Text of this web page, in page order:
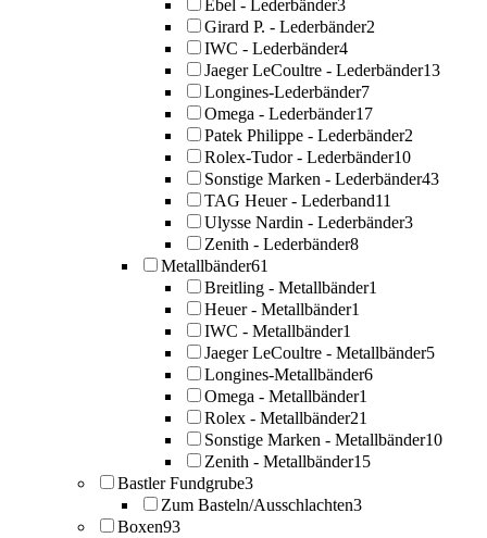
Ebel - Lederbänder3
Girard P. - Lederbänder2
IWC - Lederbänder4
Jaeger LeCoultre - Lederbänder13
Longines-Lederbänder7
Omega - Lederbänder17
Patek Philippe - Lederbänder2
Rolex-Tudor - Lederbänder10
Sonstige Marken - Lederbänder43
TAG Heuer - Lederband11
Ulysse Nardin - Lederbänder3
Zenith - Lederbänder8
Metallbänder61
Breitling - Metallbänder1
Heuer - Metallbänder1
IWC - Metallbänder1
Jaeger LeCoultre - Metallbänder5
Longines-Metallbänder6
Omega - Metallbänder1
Rolex - Metallbänder21
Sonstige Marken - Metallbänder10
Zenith - Metallbänder15
Bastler Fundgrube3
Zum Basteln/Ausschlachten3
Boxen93